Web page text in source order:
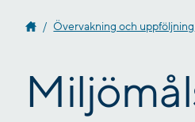
Övervakning och uppföljning